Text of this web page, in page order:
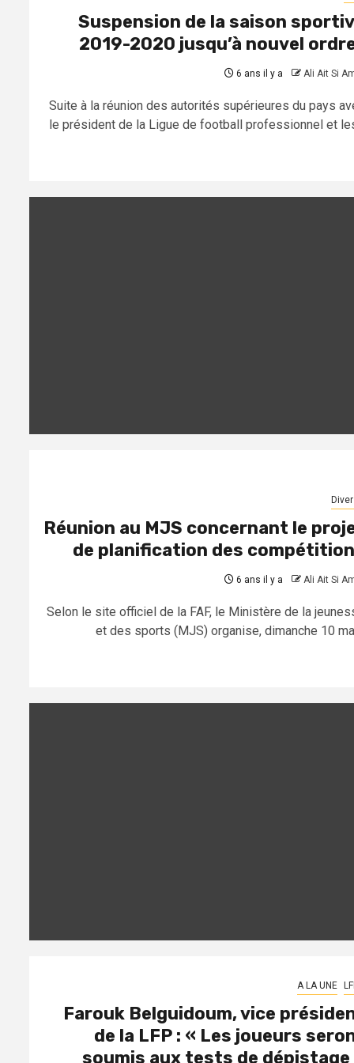
Suspension de la saison
2019-2020 jusqu’à nouvel
6 ans il y a Ali Ait Si
Suite à la réunion des autorités supérieures du pays
le président de la Ligue de football professionnel et
Réunion au MJS concernant le
de planification des
6 ans il y a Ali Ait Si
Selon le site officiel de la FAF, le Ministère de la
et des sports (MJS) organise, dimanche 10
A LA UNE
Farouk Belguidoum, vice
de la LFP : « Les joueurs
soumis aux tests de dépistage